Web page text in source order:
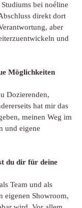
bei noéline
direkt dort
aber
und
Möglichkeiten
Dozierenden,
hat mir das
meinen Weg im
und eigene
du dir für deine
Team und als
eigenen Showroom,